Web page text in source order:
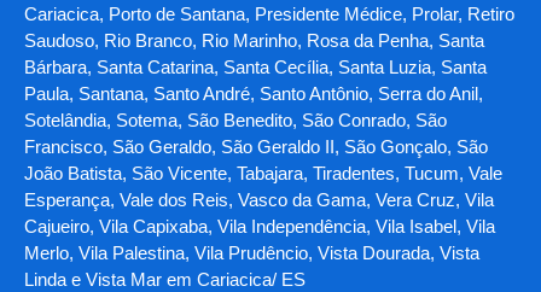
Cariacica, Porto de Santana, Presidente Médice, Prolar, Retiro
Saudoso, Rio Branco, Rio Marinho, Rosa da Penha, Santa
Bárbara, Santa Catarina, Santa Cecília, Santa Luzia, Santa
Paula, Santana, Santo André, Santo Antônio, Serra do Anil,
Sotelândia, Sotema, São Benedito, São Conrado, São
Francisco, São Geraldo, São Geraldo II, São Gonçalo, São
João Batista, São Vicente, Tabajara, Tiradentes, Tucum, Vale
Esperança, Vale dos Reis, Vasco da Gama, Vera Cruz, Vila
Cajueiro, Vila Capixaba, Vila Independência, Vila Isabel, Vila
Merlo, Vila Palestina, Vila Prudêncio, Vista Dourada, Vista
Linda e Vista Mar em Cariacica/ ES